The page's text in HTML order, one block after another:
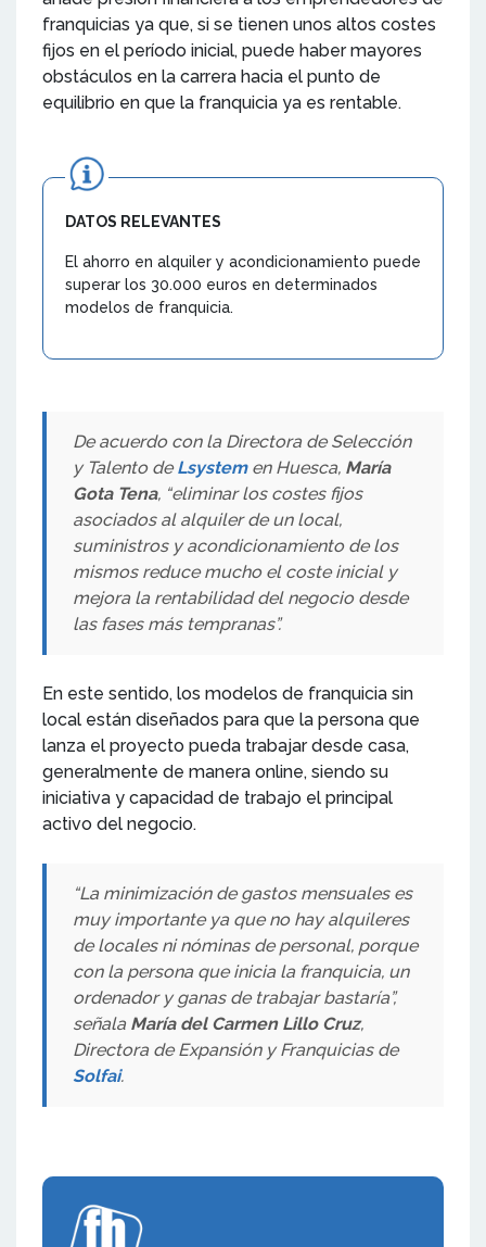
franquicias ya que, si se tienen unos altos costes
fijos en el período inicial, puede haber mayores
obstáculos en la carrera hacia el punto de
equilibrio en que la franquicia ya es rentable.
DATOS RELEVANTES
El ahorro en alquiler y acondicionamiento puede
superar los 30.000 euros en determinados
modelos de franquicia.
De acuerdo con la Directora de Selección
y Talento de Lsystemen Huesca, María
Gota Tena, “eliminar los costes fijos
asociados al alquiler de un local,
suministros y acondicionamiento de los
mismos reduce mucho el coste inicial y
mejora la rentabilidad del negocio desde
las fases más tempranas”.
En este sentido, los modelos de franquicia sin
local están diseñados para que la persona que
lanza el proyecto pueda trabajar desde casa,
generalmente de manera online, siendo su
iniciativa y capacidad de trabajo el principal
activo del negocio.
“La minimización de gastos mensuales es
muy importante ya que no hay alquileres
de locales ni nóminas de personal, porque
con la persona que inicia la franquicia, un
ordenador y ganas de trabajar bastaría”,
señala María del Carmen Lillo Cruz,
Directora de Expansión y Franquicias de
Solfai.